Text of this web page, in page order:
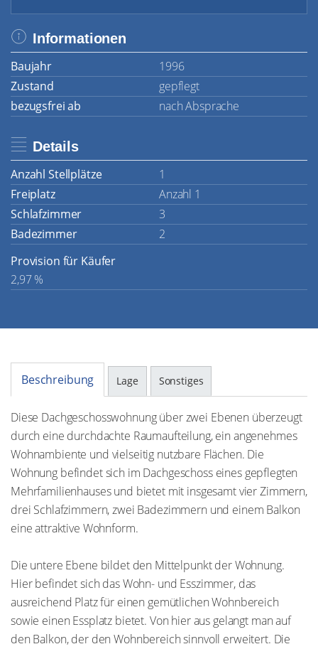
Informationen
Baujahr
1996
Zustand
gepflegt
bezugsfrei ab
nach Absprache
Details
Anzahl Stellplätze
1
Freiplatz
Anzahl 1
Schlafzimmer
3
Badezimmer
2
Provision für Käufer
2,97 %
Beschreibung Lage Sonstiges
Diese Dachgeschosswohnung über zwei Ebenen überzeugt
durch eine durchdachte Raumaufteilung, ein angenehmes
Wohnambiente und vielseitig nutzbare Flächen. Die
Wohnung befindet sich im Dachgeschoss eines gepflegten
Mehrfamilienhauses und bietet mit insgesamt vier Zimmern,
drei Schlafzimmern, zwei Badezimmern und einem Balkon
eine attraktive Wohnform.
Die untere Ebene bildet den Mittelpunkt der Wohnung.
Hier befindet sich das Wohn- und Esszimmer, das
ausreichend Platz für einen gemütlichen Wohnbereich
sowie einen Essplatz bietet. Von hier aus gelangt man auf
den Balkon, der den Wohnbereich sinnvoll erweitert. Die